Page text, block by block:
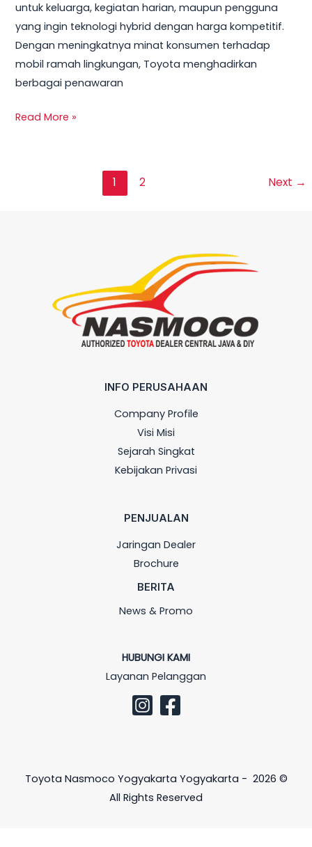
untuk keluarga, kegiatan harian, maupun pengguna
yang ingin teknologi hybrid dengan harga kompetitif.
Dengan meningkatnya minat konsumen terhadap
mobil ramah lingkungan, Toyota menghadirkan
berbagai penawaran
Read More »
1 2 Next →
INFO PERUSAHAAN
Company Profile
Visi Misi
Sejarah Singkat
Kebijakan Privasi
PENJUALAN
Jaringan Dealer
Brochure
BERITA
News & Promo
HUBUNGI KAMI
Layanan Pelanggan
Toyota Nasmoco Yogyakarta Yogyakarta - 2026 ©
All Rights Reserved